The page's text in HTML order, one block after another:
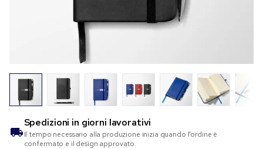
Spedizioni in giorni lavorativi
Il tempo necessario alla produzione inizia quando l’ordine è
confermato e il design approvato.